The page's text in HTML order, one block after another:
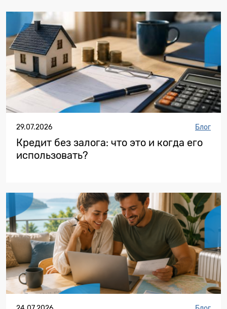
29.07.2026 Блог
Кредит без залога: что это и когда его
использовать?